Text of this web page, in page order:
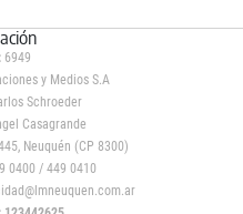
6949
y Medios S.A
Schroeder
Casagrande
Neuquén (CP 8300)
0400 / 449 0410